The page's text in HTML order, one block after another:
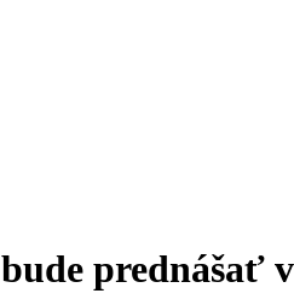
prednášať